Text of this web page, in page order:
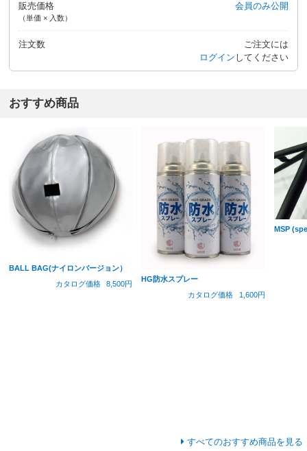
販売価格
（単価 × 入数）
会員のみ公開
注文数
ご注文には
ログイン してください
おすすめ商品
BALL BAG(ナイロンバージョン）
カタログ価格
8,500円
HG防水スプレー
カタログ価格
1,600円
MSP
すべてのおすすめ商品を見る